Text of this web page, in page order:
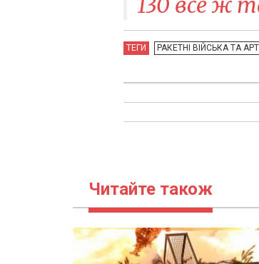
ТЕГИ РАКЕТНІ ВІЙСЬКА ТА
Читайте також